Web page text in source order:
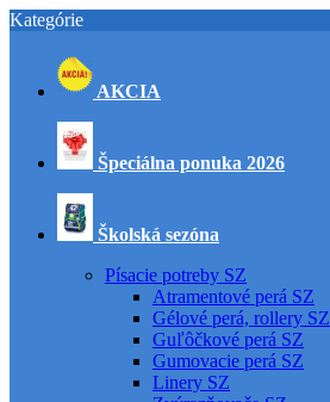
Kategórie
AKCIA
Špeciálna ponuka 2026
Školská sezóna
Písacie potreby SZ
Atramentové perá SZ
Gélové perá, rollery SZ
Guľôčkové perá SZ
Gumovacie perá SZ
Linery SZ